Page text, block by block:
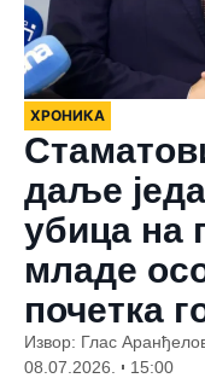
ХРОНИКА
даље
убица на
младе
почетка
Извор: Глас
08.07.2026.
15:00